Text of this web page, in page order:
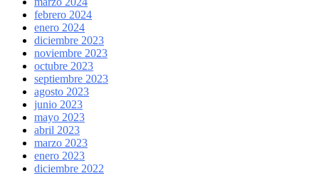
febrero 2024
enero 2024
diciembre 2023
noviembre 2023
octubre 2023
septiembre 2023
agosto 2023
junio 2023
mayo 2023
abril 2023
marzo 2023
enero 2023
diciembre 2022